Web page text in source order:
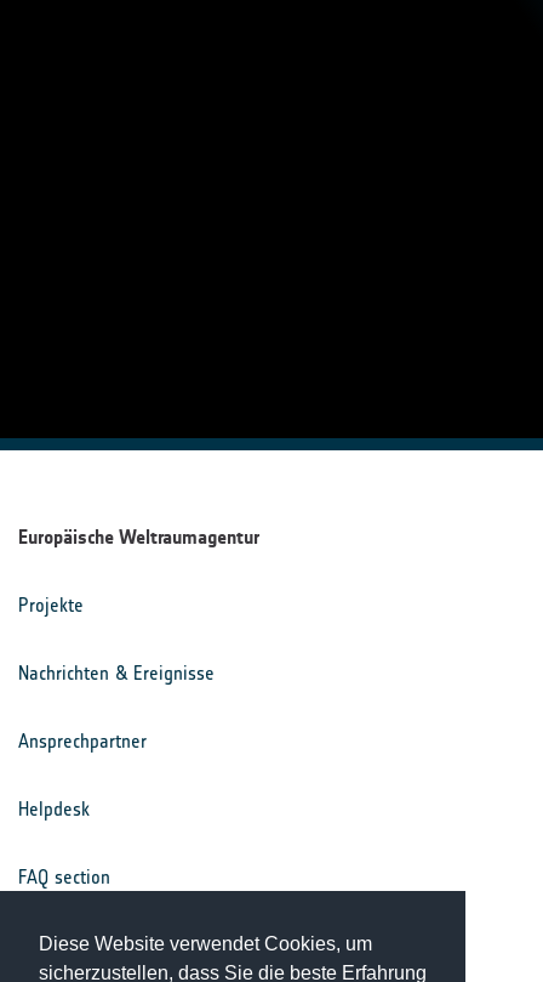
Diese Website verwendet Cookies, um
sicherzustellen, dass Sie die beste Erfahrung
Europäische Weltraumagentur
Projekte
Nachrichten & Ereignisse
Ansprechpartner
Helpdesk
FAQ section
Nutzungsbedingungen